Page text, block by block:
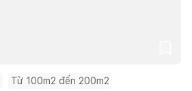
Từ 100m2 đến 200m2